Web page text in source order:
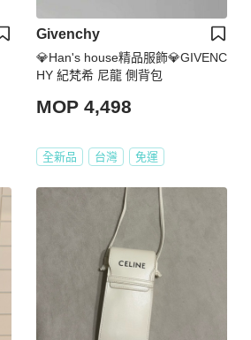
Givenchy
💎Han's house精品服飾💎GIVENC
HY 紀梵希 尼龍 側背包
MOP 4,498
全新品 台灣 免運